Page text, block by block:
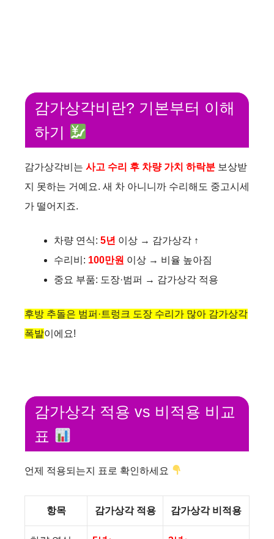
감가상각비란? 기본부터 이해
하기
감가상각비는 사고 수리 후 차량 가치 하락분 보상받
지 못하는 거예요. 새 차 아니니까 수리해도 중고시세
가 떨어지죠.
차량 연식: 5년 이상 → 감가상각 ↑
수리비: 100만원 이상 → 비율 높아짐
중요 부품: 도장·범퍼 → 감가상각 적용
후방 추돌은 범퍼·트렁크 도장 수리가 많아 감가상각
폭발이에요!
감가상각 적용 vs 비적용 비교
표
언제 적용되는지 표로 확인하세요
항목 감가상각 적용 감가상각 비적용